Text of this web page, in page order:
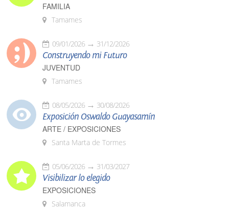
FAMILIA
Tamames
09/01/2026 31/12/2026
Construyendo mi Futuro
JUVENTUD
Tamames
08/05/2026 30/08/2026
Exposición Oswaldo Guayasamín
ARTE / EXPOSICIONES
Santa Marta de Tormes
05/06/2026 31/03/2027
Visibilizar lo elegido
EXPOSICIONES
Salamanca